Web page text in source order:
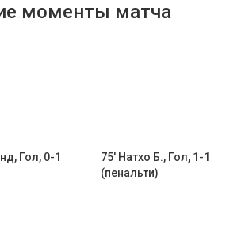
моменты матча
Гол, 0-1
75' Натхо Б., Гол, 1-1
(пенальти)